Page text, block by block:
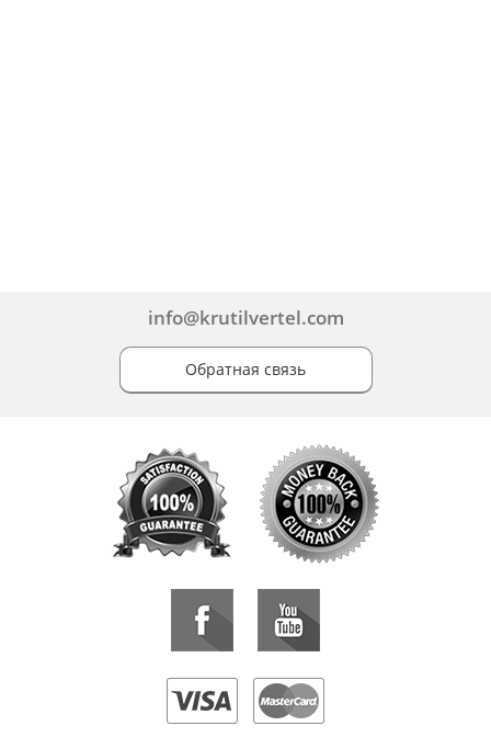
info@krutilvertel.com
Обратная связь